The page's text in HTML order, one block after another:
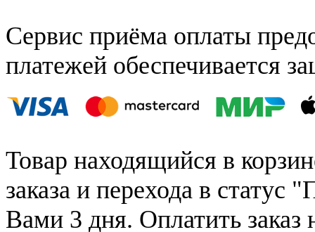
Сервис приёма оплаты
платежей обеспечивается
Товар находящийся в
заказа и перехода в статус
Вами 3 дня. Оплатить заказ